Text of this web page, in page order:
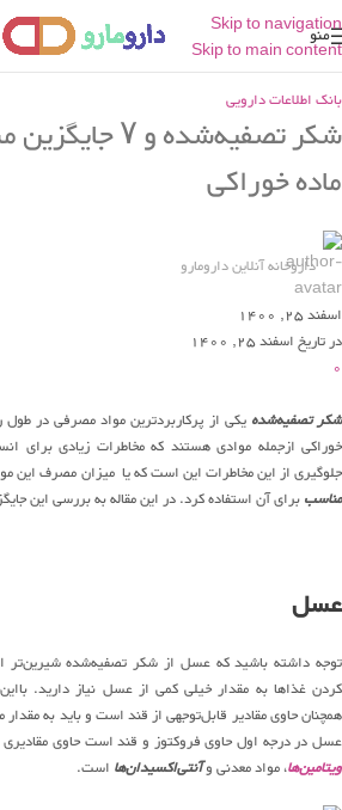
Skip to navigation
Skip to main content
منو
بانک اطلاعات دارویی
شکر تصفیه‌شده و
ماده خوراکی
داروخانه آنلاین دارومارو
اسفند 25, 1400
در تاریخ اسفند 25, 1400
0
شکر تصفیه‌شده یکی از پرکاربردترین مواد مصرفی در
خوراکی ازجمله موادی هستند که مخاطرات زیادی برای
جلوگیری از این مخاطرات این است که یا میزان مصرف این
مناسببرای آن استفاده کرد. در این مقاله به بررسی این
عسل
توجه داشته باشید که عسل از شکر تصفیه‌شده شیرین‌تر
کردن غذاها به مقدار خیلی کمی از عسل نیاز دارید.
همچنان حاوی مقادیر قابل‌توجهی از قند است و باید به مقدار
عسل در درجه اول حاوی فروکتوز و قند است حاوی
ویتامین‌ها، مواد معدنی وآنتی‌اکسیدان‌ها است.